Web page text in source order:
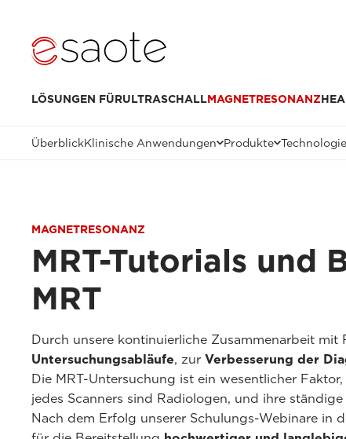
LÖSUNGEN FÜRULTRASCHALLMAGNETRESONANZ
ÜberblickKlinische Anwendungen Produkte
MAGNETRESONANZ
MRT-Tutorials und
MRT
Durch unsere kontinuierliche Zusammenarbeit mit
Untersuchungsabläufe, zur Verbesserung der
Die MRT-Untersuchung ist ein wesentlicher
jedes Scanners sind Radiologen, und ihre
Nach dem Erfolg unserer Schulungs-Webinare in